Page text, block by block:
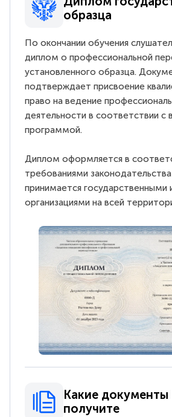
образца
По окончании обучения
диплом о профессиональной
установленного образца.
подтверждает присвоение
право на ведение
деятельности в соответствии с
программой.
Диплом оформляется в
требованиями
принимается государственными
организациями на всей
Какие документы
получите